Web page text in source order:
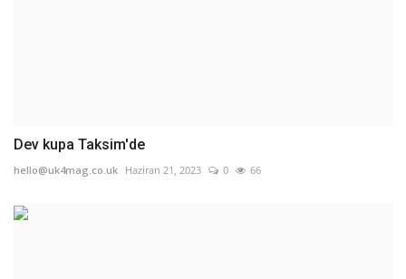
Dev kupa Taksim'de
hello@uk4mag.co.uk Haziran 21, 2023 0 66